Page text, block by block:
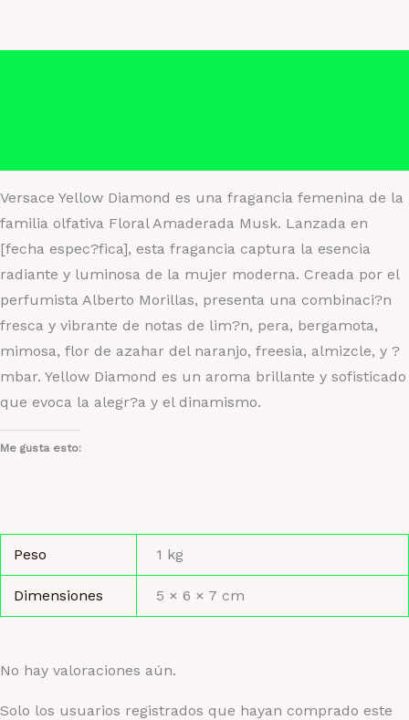
Versace Yellow Diamond es una fragancia femenina de la
familia olfativa Floral Amaderada Musk. Lanzada en
[fecha espec?fica], esta fragancia captura la esencia
radiante y luminosa de la mujer moderna. Creada por el
perfumista Alberto Morillas, presenta una combinaci?n
fresca y vibrante de notas de lim?n, pera, bergamota,
mimosa, flor de azahar del naranjo, freesia, almizcle, y ?
mbar. Yellow Diamond es un aroma brillante y sofisticado
que evoca la alegr?a y el dinamismo.
Me gusta esto:
Peso 1 kg
Dimensiones 5 × 6 × 7 cm
No hay valoraciones aún.
Solo los usuarios registrados que hayan comprado este